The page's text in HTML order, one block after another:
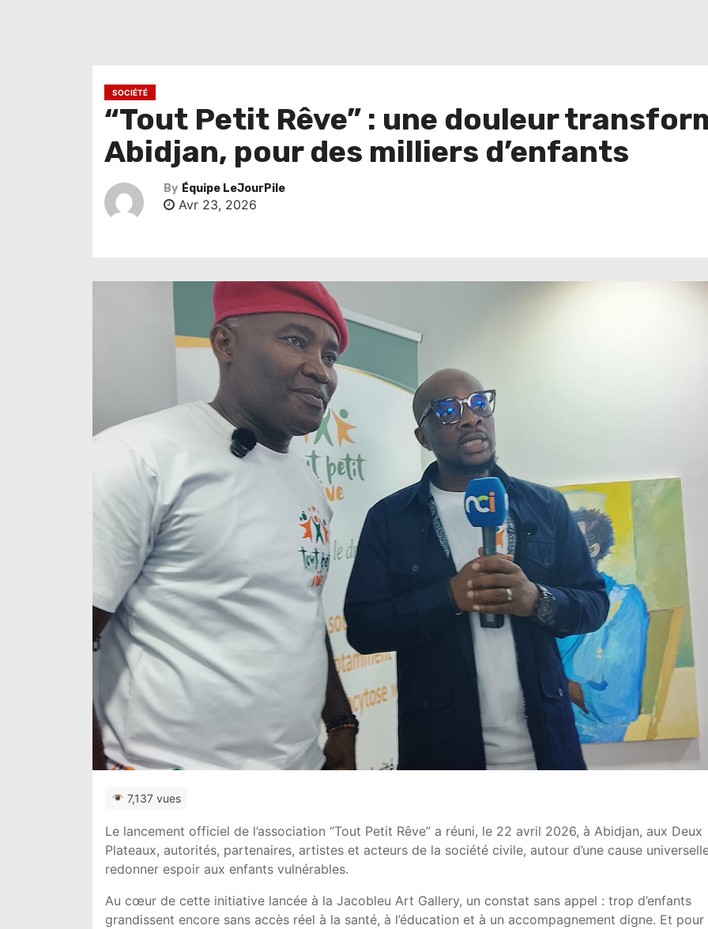
SOCIÉTÉ
“Tout Petit Rêve” : une douleur
Abidjan, pour des milliers d’enfants
By Équipe LeJourPile
Avr 23, 2026
7,137 vues
Le lancement officiel de l’association “Tout Petit Rêve” a réuni, le 22 avril 2026, à Abidjan, aux Deux
Plateaux, autorités, partenaires, artistes et acteurs de la société civile, autour d’une cause
redonner espoir aux enfants vulnérables.
Au cœur de cette initiative lancée à la Jacobleu Art Gallery, un constat sans appel : trop d’enfants
grandissent encore sans accès réel à la santé, à l’éducation et à un accompagnement digne. Et pour